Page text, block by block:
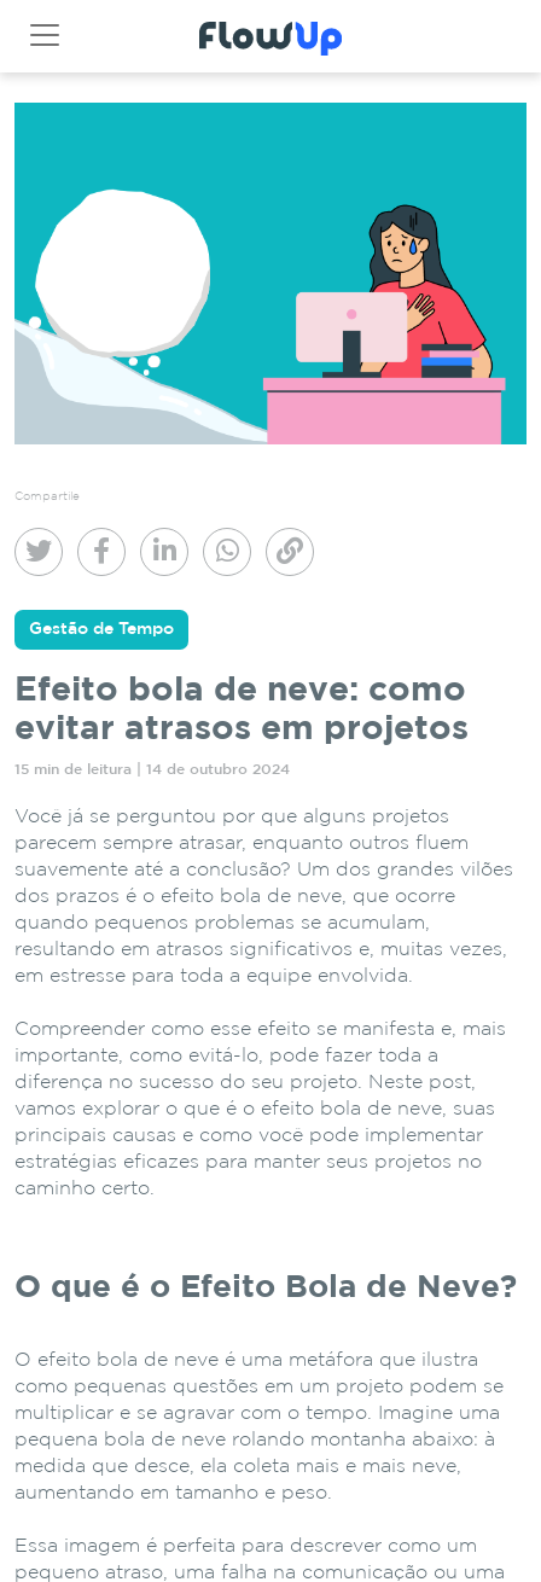
Compartile
Gestão de Tempo
Efeito bola de neve: como
evitar atrasos em projetos
15 min de leitura | 14 de outubro 2024
Você já se perguntou por que alguns projetos
parecem sempre atrasar, enquanto outros fluem
suavemente até a conclusão? Um dos grandes vilões
dos prazos é o efeito bola de neve, que ocorre
quando pequenos problemas se acumulam,
resultando em atrasos significativos e, muitas vezes,
em estresse para toda a equipe envolvida.
Compreender como esse efeito se manifesta e, mais
importante, como evitá-lo, pode fazer toda a
diferença no sucesso do seu projeto. Neste post,
vamos explorar o que é o efeito bola de neve, suas
principais causas e como você pode implementar
estratégias eficazes para manter seus projetos no
caminho certo.
O que é o Efeito Bola de Neve?
O efeito bola de neve é uma metáfora que ilustra
como pequenas questões em um projeto podem se
multiplicar e se agravar com o tempo. Imagine uma
pequena bola de neve rolando montanha abaixo: à
medida que desce, ela coleta mais e mais neve,
aumentando em tamanho e peso.
Essa imagem é perfeita para descrever como um
pequeno atraso, uma falha na comunicação ou uma